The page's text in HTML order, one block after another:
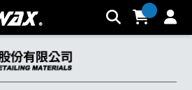
檢測 | K-WAX台灣汽車美容材料